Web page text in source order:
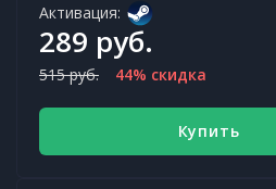
Активация:
289 руб.
515 руб. 44% скидка
Купить